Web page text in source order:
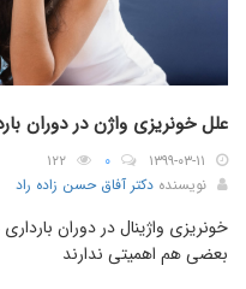
علل خونریزی واژن در دوران
۱۳۹۹-۰۳-۱۱ ۰
۱۲۲
نویسنده دکتر آفاق حسن زاده راد
خونریزی واژینال در دوران
بعضی هم اهمیتی ندارند